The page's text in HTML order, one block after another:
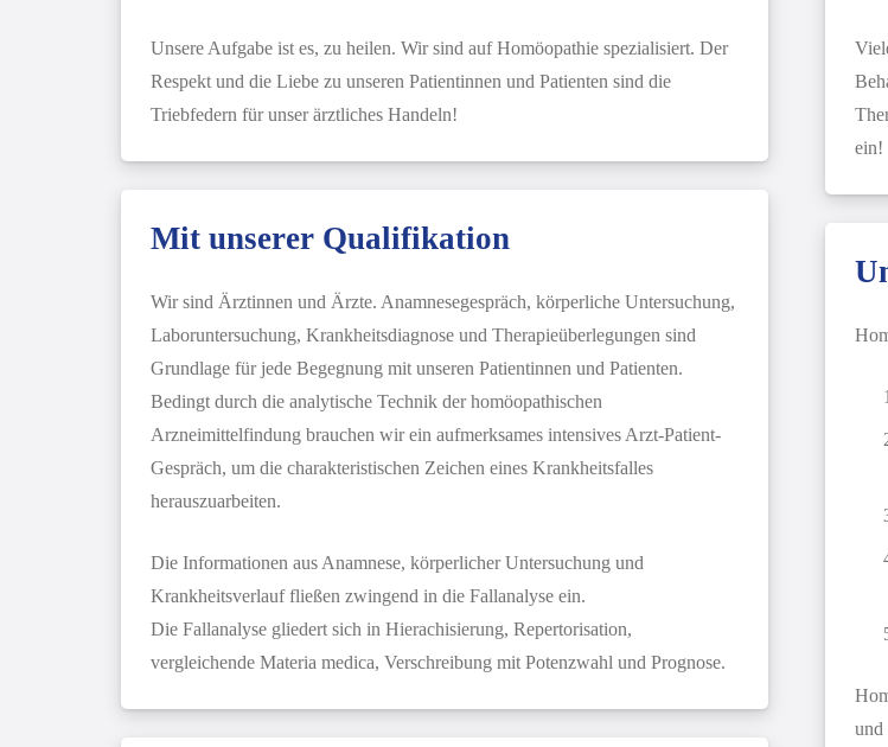
Unsere Aufgabe ist es, zu heilen. Wir sind auf Homöopathie spezialisiert. Der
Respekt und die Liebe zu unseren Patientinnen und Patienten sind die
Triebfedern für unser ärztliches Handeln!
Mit unserer Qualifikation
Wir sind Ärztinnen und Ärzte. Anamnesegespräch, körperliche Untersuchung,
Laboruntersuchung, Krankheitsdiagnose und Therapieüberlegungen sind
Grundlage für jede Begegnung mit unseren Patientinnen und Patienten.
Bedingt durch die analytische Technik der homöopathischen
Arzneimittelfindung brauchen wir ein aufmerksames intensives Arzt-Patient-
Gespräch, um die charakteristischen Zeichen eines Krankheitsfalles
herauszuarbeiten.
Die Informationen aus Anamnese, körperlicher Untersuchung und
Krankheitsverlauf fließen zwingend in die Fallanalyse ein.
Die Fallanalyse gliedert sich in Hierachisierung, Repertorisation,
vergleichende Materia medica, Verschreibung mit Potenzwahl und Prognose.
ein!
und